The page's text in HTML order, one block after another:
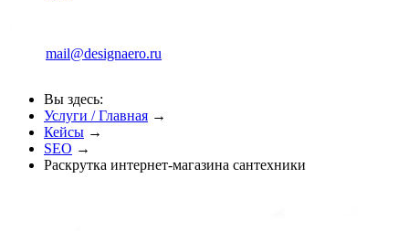
mail@designaero.ru
Вы здесь:
Услуги / Главная →
Кейсы →
SEO →
Раскрутка интернет-магазина сантехники